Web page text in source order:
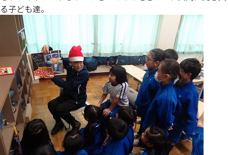
る子ども達。